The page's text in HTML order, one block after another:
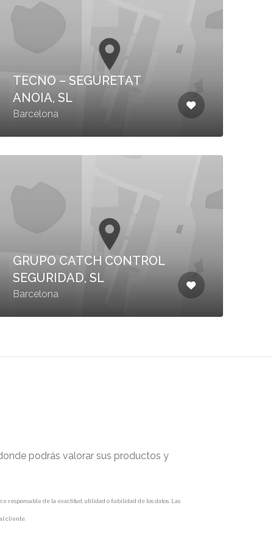
TECNO – SEGURETAT
ANOIA, SL
Barcelona
GRUPO CATCH CONTROL
SEGURIDAD, SL
Barcelona
podrás valorar sus productos y
responsable de la exactitud, utilidad o fiabilidad de los datos. Las
cliente.